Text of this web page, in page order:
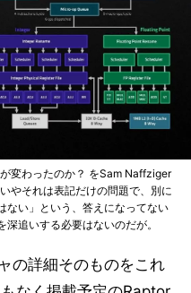
変わったのか？ をSam Naffziger
やそれは表記だけの問題で、別に
ない」という、答えになってない
追いする必要はないのだが。
の詳細そのものをこれ